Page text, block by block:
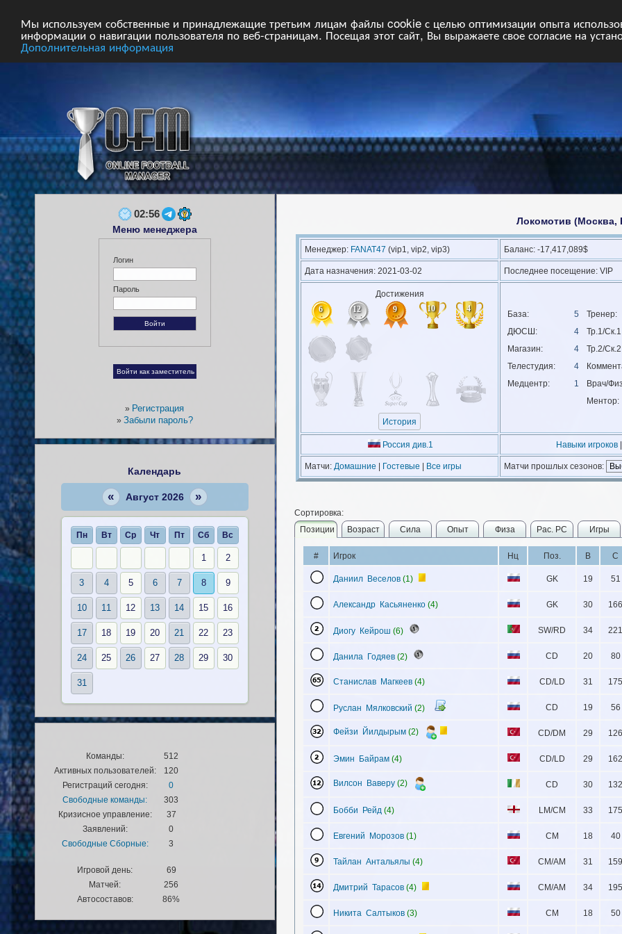
Мы используем собственные и принадлежащие третьим лицам файлы cookie с целью оптимизации опыта
информации о навигации пользователя по веб-страницам. Посещая этот сайт, Вы выражаете свое согласие на
Дополнительная информация
Локомотив (Москва,
Менеджер: FANAT47 (vip1 vip2 vip3) Баланс: -17,417,089$
Дата назначения: 2021-03-02 Последнее посещение: VIP
Достижения
6
12 9 10 4
История
База: 5
Тренер:
ДЮСШ:
4
Тр.1/
Магазин:
4
Тр.2/
Телестудия:
4
Медцентр:
1
Врач/
Ментор:
Россия див.1 Навыки игроков|
Матчи: Домашние Гостевые Все игры Матчи прошлых сезонов:
Сортировка:
Позиции
Возраст Сила Опыт Физа Рас. РС Игры
# Игрок Нц Поз. В С
Даниил Веселов (1) GK 19 51
Александр Касьяненко (4) GK 30 166
Диогу Кейрош (6) SW/RD 34 221
Данила Годяев (2) CD 20 80
Станислав Магкеев (4) CD/LD 31 175
Руслан Мялковский (2) CD 19 56
Фейзи Йилдырым (2) CD/DM 29 126
Эмин Байрам (4) CD/LD 29 162
Вилсон Ваверу (2) CD 30 132
Бобби Рейд (4) LM/CM 33 175
Евгений Морозов (1) CM 18 40
Тайлан Антальялы (4) CM/AM 31 159
Дмитрий Тарасов (4) CM/AM 34 195
Никита Салтыков (3) CM 18 50
02:56
Меню менеджера
Логин
Пароль
» Регистрация
» Забыли пароль?
Календарь
« Август 2026 »
Пн Вт Ср Чт Пт Сб Вс
1 2
3 4 5 6 7 8 9
10 11 12 13 14 15 16
17 18 19 20 21 22 23
24 25 26 27 28 29 30
31
Команды:
512
Активных пользователей:
120
Регистраций сегодня:
0
Свободные команды:
303
Кризисное управление:
37
Заявлений:
0
Свободные Сборные:
3
Игровой день:
69
Матчей:
256
Автосоставов:
86%